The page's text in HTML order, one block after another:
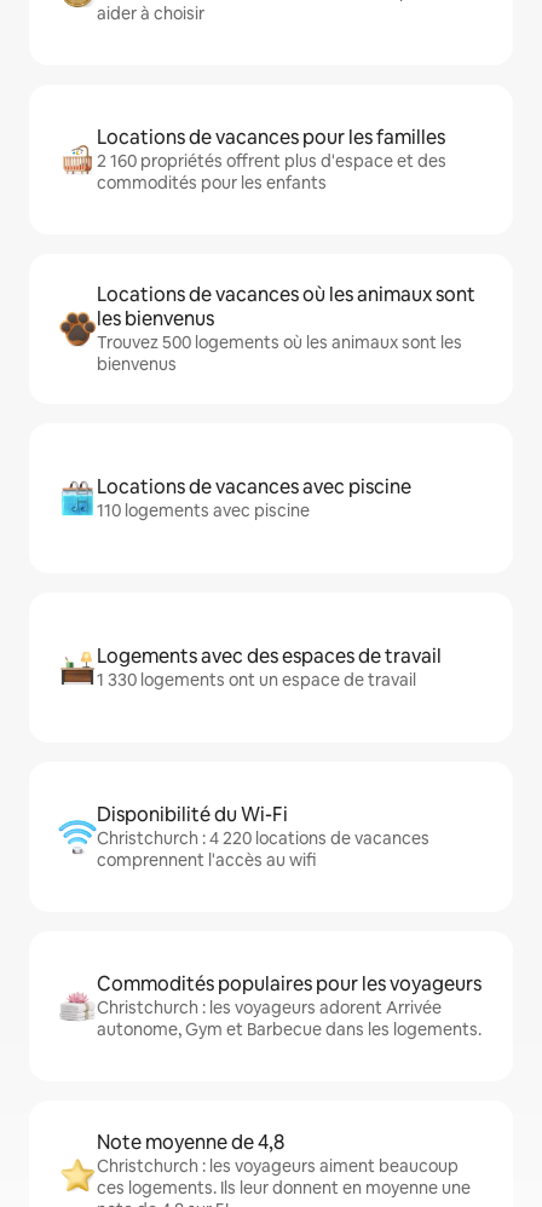
aider à choisir
Locations de vacances pour les familles
2 160 propriétés offrent plus d'espace et des
commodités pour les enfants
Locations de vacances où les animaux sont
les bienvenus
Trouvez 500 logements où les animaux sont les
bienvenus
Locations de vacances avec piscine
110 logements avec piscine
Logements avec des espaces de travail
1 330 logements ont un espace de travail
Disponibilité du Wi-Fi
Christchurch : 4 220 locations de vacances
comprennent l'accès au wifi
Commodités populaires pour les voyageurs
Christchurch : les voyageurs adorent Arrivée
autonome, Gym et Barbecue dans les logements.
Note moyenne de 4,8
Christchurch : les voyageurs aiment beaucoup
ces logements. Ils leur donnent en moyenne une